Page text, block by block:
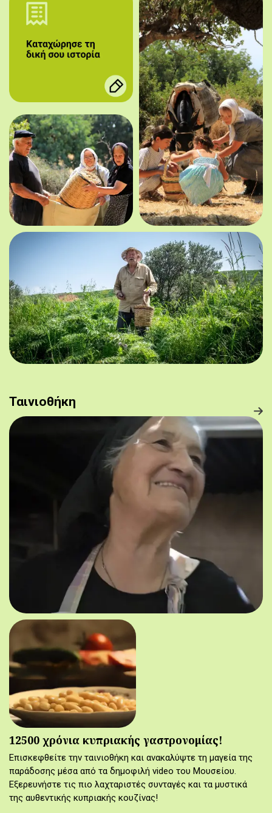
Ταινιοθήκη
12500 χρόνια κυπριακής γαστρονομίας!
Επισκεφθείτε την ταινιοθήκη και ανακαλύψτε τη μαγεία της
παράδοσης μέσα από τα δημοφιλή video του Μουσείου.
Εξερευνήστε τις πιο λαχταριστές συνταγές και τα μυστικά
της αυθεντικής κυπριακής κουζίνας!